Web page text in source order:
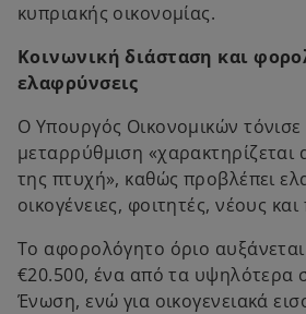
κυπριακής οικονομίας.
Κοινωνική διάσταση και
ελαφρύνσεις
Ο Υπουργός Οικονομικών τόνισε
μεταρρύθμιση «χαρακτηρίζεται
της πτυχή», καθώς προβλέπει
οικογένειες, φοιτητές, νέους
Το αφορολόγητο όριο
€20.500, ένα από τα υψηλότερα
Ένωση, ενώ για οικογενειακά